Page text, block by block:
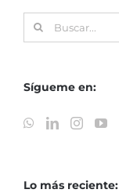
Buscar:
Sígueme en:
Lo más reciente: